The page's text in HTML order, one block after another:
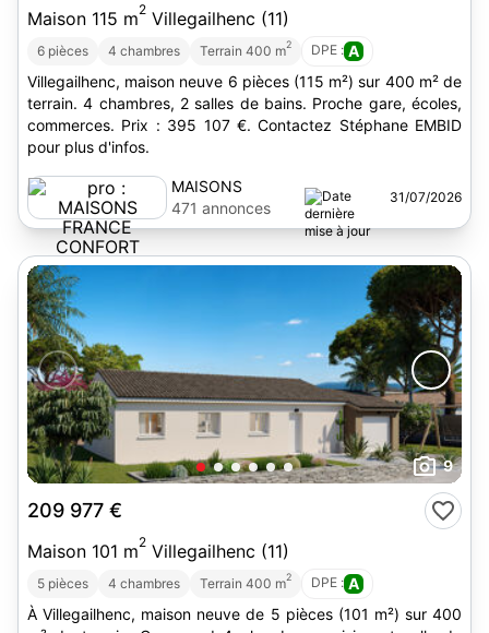
Maison 115 m2 Villegailhenc (11)
6 pièces 4 chambres Terrain 400 m2 DPE : A
Villegailhenc, maison neuve 6 pièces (115 m²) sur 400 m² de
terrain. 4 chambres, 2 salles de bains. Proche gare, écoles,
commerces. Prix : 395 107 €. Contactez Stéphane EMBID
pour plus d'infos.
MAISONS
FRANCE
CONFORT
471 annonces
31/07/2026
9
209 977 €
Maison 101 m2 Villegailhenc (11)
5 pièces 4 chambres Terrain 400 m2 DPE : A
À Villegailhenc, maison neuve de 5 pièces (101 m²) sur 400